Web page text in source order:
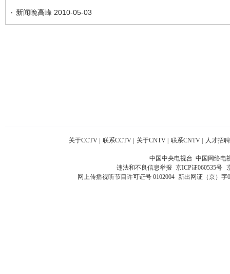
新闻晚高峰 2010-05-03
关于CCTV 联系CCTV 关于CNTV 联系CNTV 人才招聘
中国中央电视台 中国网络电
违法和不良信息举报 京ICP证060535号
网上传播视听节目许可证号 0102004 新出网证（京）